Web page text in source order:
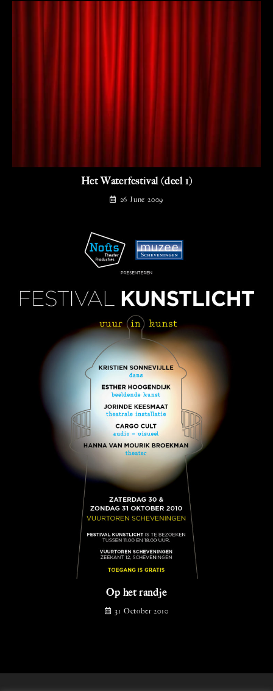
Het Waterfestival (deel 1)
26 June 2009
Op het randje
31 October 2010